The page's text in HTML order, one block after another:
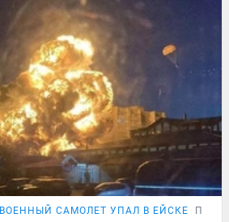
ВОЕННЫЙ САМОЛЕТ УПАЛ В ЕЙСКЕ